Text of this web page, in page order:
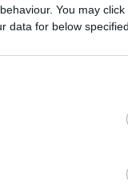
You may
data for below
να γίνεται
στις
εξασφαλιστεί
λοιπόν